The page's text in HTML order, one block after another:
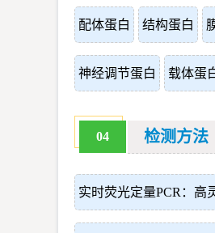
配体蛋白 结构蛋白
神经调节蛋白 载体蛋
04 检测方法
实时荧光定量PCR：高